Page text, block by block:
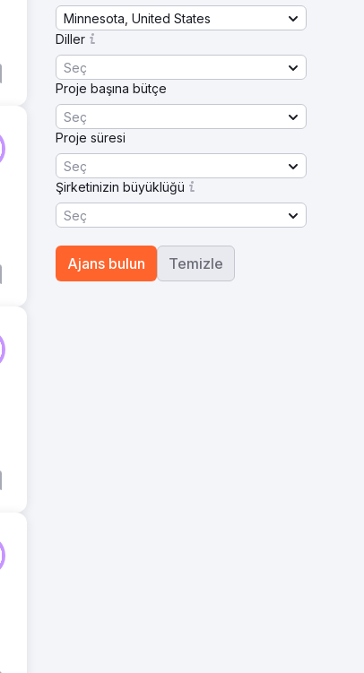
Minnesota, United States
Diller
Seç
Proje başına bütçe
Seç
Proje süresi
Seç
Şirketinizin büyüklüğü
Seç
Ajans bulun Temizle